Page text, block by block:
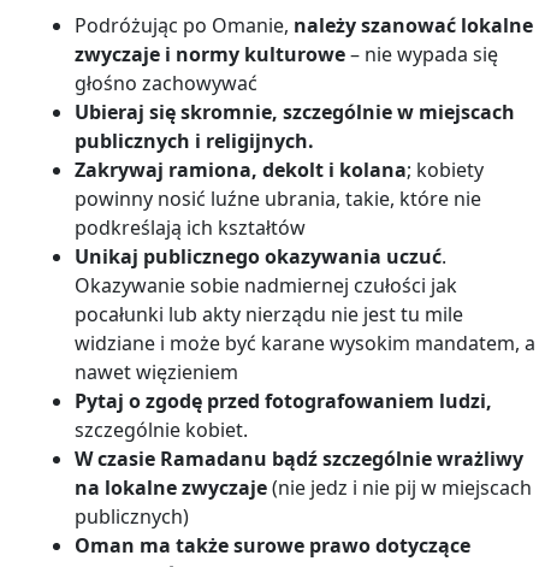
Podróżując po Omanie, należy szanować lokalne
zwyczaje i normy kulturowe– nie wypada się
głośno zachowywać
Ubieraj się skromnie, szczególnie w miejscach
publicznych i religijnych.
Zakrywaj ramiona, dekolt i kolana; kobiety
powinny nosić luźne ubrania, takie, które nie
podkreślają ich kształtów
Unikaj publicznego okazywania uczuć.
Okazywanie sobie nadmiernej czułości jak
pocałunki lub akty nierządu nie jest tu mile
widziane i może być karane wysokim mandatem, a
nawet więzieniem
Pytaj o zgodę przed fotografowaniem ludzi,
szczególnie kobiet.
W czasie Ramadanu bądź szczególnie wrażliwy
na lokalne zwyczaje(nie jedz i nie pij w miejscach
publicznych)
Oman ma także surowe prawo dotyczące